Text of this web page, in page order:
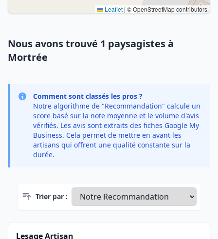
Leaflet | © OpenStreetMap contributors
Nous avons trouvé 1 paysagistes à
Mortrée
Comment sont classés les pros ?
Notre algorithme de "Recommandation" calcule un
score basé sur la note moyenne et le volume d'avis
vérifiés. Les avis sont extraits des fiches Google My
Business. Cela permet de mettre en avant les
artisans qui offrent une qualité constante sur la
durée.
Trier par :
Lesage Artisan